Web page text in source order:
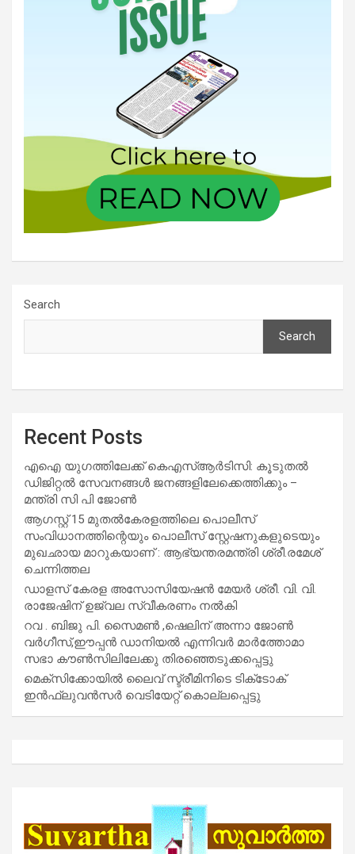
Search
Search
Recent Posts
എഐ യുഗത്തിലേക്ക് കെഎസ്ആർടിസി: കൂടുതൽ
ഡിജിറ്റൽ സേവനങ്ങൾ ജനങ്ങളിലേക്കെത്തിക്കും –
മന്ത്രി സി പി ജോൺ
ആഗസ്റ്റ് 15 മുതല്‍കേരളത്തിലെ പൊലീസ്
സംവിധാനത്തിന്റെയും പൊലീസ് സ്റ്റേഷനുകളുടെയും
മുഖഛായ മാറുകയാണ് : ആഭ്യന്തരമന്ത്രി ശ്രീ.രമേശ്
ചെന്നിത്തല
ഡാളസ് കേരള അസോസിയേഷൻ മേയർ ശ്രീ. വി. വി.
രാജേഷിന് ഉജ്വല സ്വീകരണം നൽകി
റവ . ബിജു പി. സൈമൺ ,ഷെലിന് അന്നാ ജോൺ
വർഗീസ്,ഈപ്പൻ ഡാനിയൽ എന്നിവർ മാർത്തോമാ
സഭാ കൗൺസിലിലേക്കു തിരഞ്ഞെടുക്കപ്പെട്ടു
മെക്സിക്കോയിൽ ലൈവ് സ്ട്രീമിനിടെ ടിക്‌ടോക്
ഇൻഫ്ലുവൻസർ വെടിയേറ്റ് കൊല്ലപ്പെട്ടു